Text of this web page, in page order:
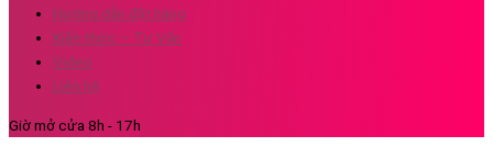
Hướng dẫn đặt hàng
Kiến thức – Tư Vấn
Video
Liên hệ
Giờ mở cửa 8h - 17h